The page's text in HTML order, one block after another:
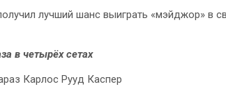
лучший шанс выиграть «мэйджор» в
в четырёх сетах
Карлос Рууд Каспер